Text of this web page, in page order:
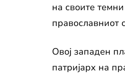
на своите
православниот
Овој западен
патријарх на